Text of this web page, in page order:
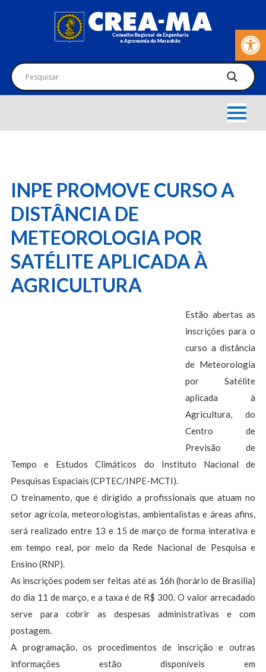
Barra de
INPE PROMOVE CURSO A
DISTÂNCIA DE
METEOROLOGIA POR
SATÉLITE APLICADA À
AGRICULTURA
Estão abertas as
inscrições para o
curso a distância
de Meteorologia
por Satélite
aplicada à
Agricultura, do
Centro de
Previsão de
Tempo e Estudos Climáticos do Instituto Nacional de
Pesquisas Espaciais (CPTEC/INPE-MCTI).
O treinamento, que é dirigido a profissionais que atuam no
setor agrícola, meteorologistas, ambientalistas e áreas afins,
será realizado entre 13 e 15 de março de forma interativa e
em tempo real, por meio da Rede Nacional de Pesquisa e
Ensino (RNP).
As inscrições podem ser feitas até as 16h (horário de Brasília)
do dia 11 de março, e a taxa é de R$ 300. O valor arrecadado
serve para cobrir as despesas administrativas e com
postagem.
A programação, os procedimentos de inscrição e outras
informações estão disponíveis em